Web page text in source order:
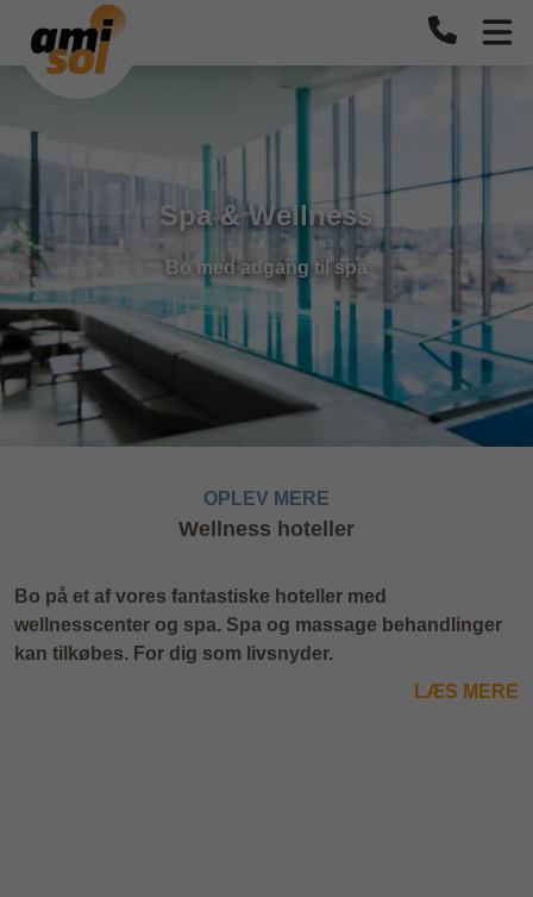
Spa & Wellness
Bo med adgang til spa
OPLEV MERE
Wellness hoteller
Bo på et af vores fantastiske hoteller med
wellnesscenter og spa. Spa og massage behandlinger
kan tilkøbes. For dig som livsnyder.
LÆS MERE